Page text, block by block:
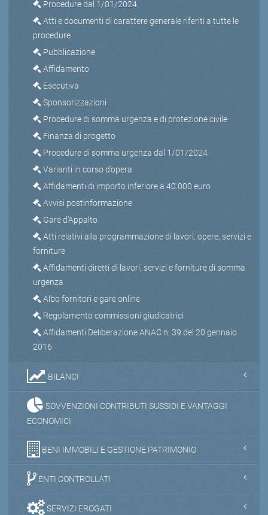
Procedure dal 1/01/2024
Atti e documenti di carattere generale riferiti a tutte le
procedure
Pubblicazione
Affidamento
Esecutiva
Sponsorizzazioni
Procedure di somma urgenza e di protezione civile
Finanza di progetto
Procedure di somma urgenza dal 1/01/2024
Varianti in corso d’opera
Affidamenti di importo inferiore a 40.000 euro
Avvisi postinformazione
Gare d'Appalto
Atti relativi alla programmazione di lavori, opere, servizi e
forniture
Affidamenti diretti di lavori, servizi e forniture di somma
urgenza
Albo fornitori e gare online
Regolamento commissioni giudicatrici
Affidamenti Deliberazione ANAC n. 39 del 20 gennaio
2016
BILANCI
SOVVENZIONI CONTRIBUTI SUSSIDI E VANTAGGI
ECONOMICI
BENI IMMOBILI E GESTIONE PATRIMONIO
ENTI CONTROLLATI
SERVIZI EROGATI